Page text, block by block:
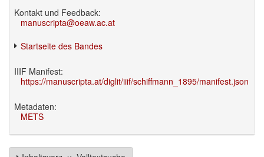
Kontakt und Feedback:
manuscripta@oeaw.ac.at
Startseite des Bandes
IIIF Manifest:
https://manuscripta.at/diglit/iiif/schiffmann_1895/manifest.json
Metadaten:
METS